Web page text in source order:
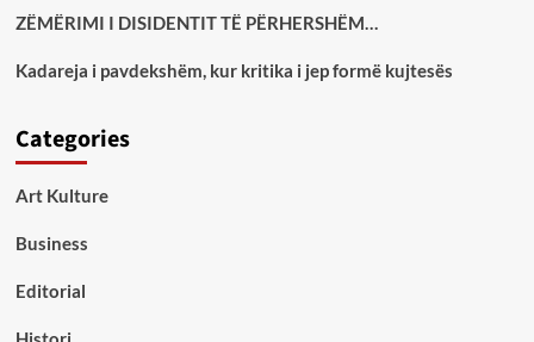
ZËMËRIMI I DISIDENTIT TË PËRHERSHËM…
Kadareja i pavdekshëm, kur kritika i jep formë kujtesës
Categories
Art Kulture
Business
Editorial